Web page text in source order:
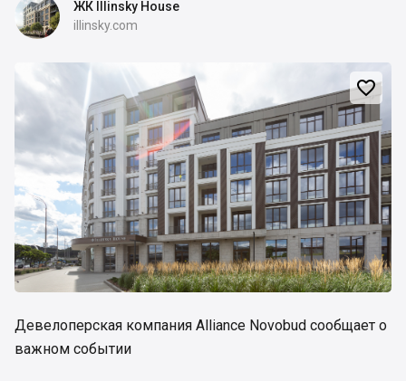
ЖК Illinsky House
illinsky.com

Девелоперская компания Alliance Novobud сообщает о
важном событии